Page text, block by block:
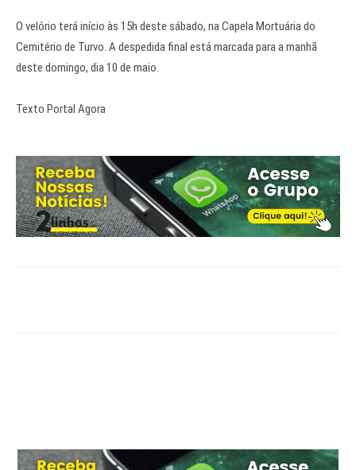
O velório terá início às 15h deste sábado, na Capela Mortuária do
Cemitério de Turvo. A despedida final está marcada para a manhã
deste domingo, dia 10 de maio.
Texto Portal Agora